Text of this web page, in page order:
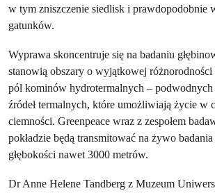
w tym zniszczenie siedlisk i prawdopodobnie
gatunków.
Wyprawa skoncentruje się na badaniu
stanowią obszary o wyjątkowej
pól kominów hydrotermalnych –
źródeł termalnych, które umożliwiają życie w
ciemności. Greenpeace wraz z zespołem
pokładzie będą transmitować na żywo
głębokości nawet 3000 metrów.
Dr Anne Helene Tandberg z Muzeum